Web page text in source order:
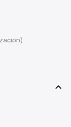
